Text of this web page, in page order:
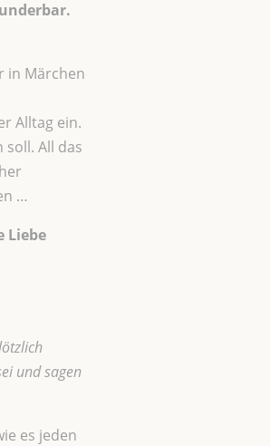
in Märchen
Alltag ein.
All das
…
Liebe
und sagen
es jeden